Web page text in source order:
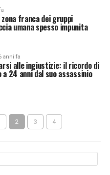
franca dei gruppi
umana spesso impunita
anni fa
alle ingiustizie: il ricordo di
24 anni dal suo assassinio
2 3 4